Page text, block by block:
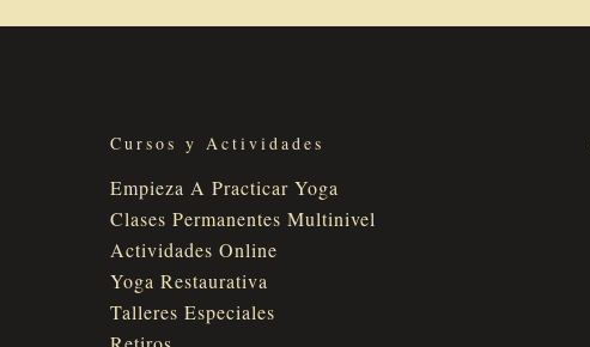
Cursos y Actividades
Empieza A Practicar Yoga
Clases Permanentes Multinivel
Actividades Online
Yoga Restaurativa
Talleres Especiales